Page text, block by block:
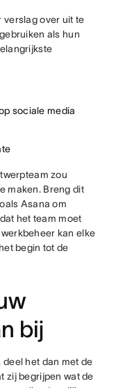
verslag over uit te
gebruiken als hun
sociale media
zou
maken. Breng dit
Asana om
het team moet
kan elke
begin tot de
bij
het dan met de
zij begrijpen wat de